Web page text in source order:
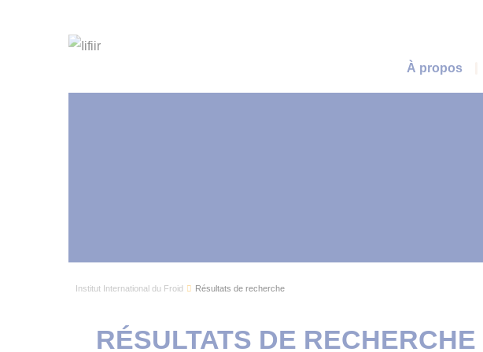
Menu principal
À propos
Institut International du Froid Résultats de recherche
RÉSULTATS DE RECHERCHE